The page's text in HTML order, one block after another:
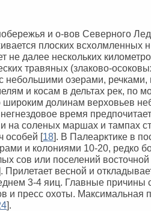
и о-вов Северного
плоских всхолмленных
не далее нескольких
травяных (злаково-
небольшими озерами, речками,
и косам в дельтах рек, по
широким долинам верховьев
время
на соленых маршах и тампах
особей [18]. В Палеарктике в
и колониями 10-20, редко
сов или поселений
Прилетает весной и
3-4 яиц. Главные причины
и пресс охоты. Максимальная
4].